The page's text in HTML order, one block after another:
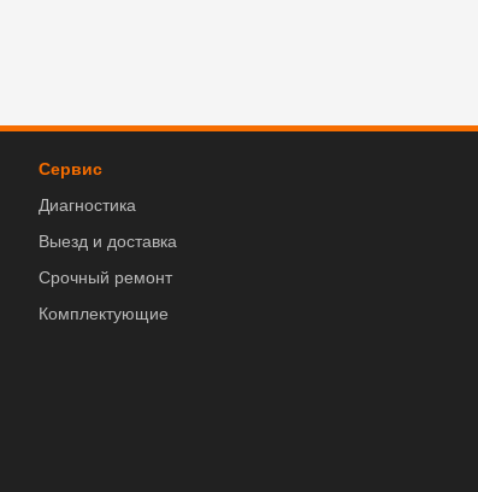
Сервис
Диагностика
Выезд и доставка
Срочный ремонт
Комплектующие